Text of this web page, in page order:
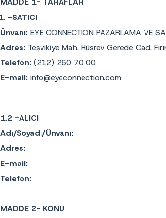
MADDE 1- TARAFLAR
-SATICI
Ünvanı: EYE CONNECTION PAZARLAMA VE
Adres: Teşvikiye Mah. Hüsrev Gerede Cad.
Telefon: (212) 260 70 00
E-mail: info@eyeconnection.com
1.2 -ALICI
Adı/Soyadı/Ünvanı:
Adres:
E-mail:
Telefon:
MADDE 2- KONU